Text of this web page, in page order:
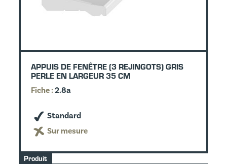
APPUIS DE FENÊTRE (3 REJINGOTS) GRIS
PERLE EN LARGEUR 35 CM
Fiche :2.8a
Standard
Sur mesure
Produit